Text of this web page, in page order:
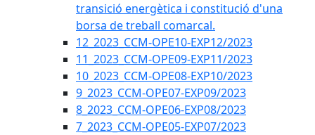
transició energètica i constitució d'una
borsa de treball comarcal.
12_2023_CCM-OPE10-EXP12/2023
11_2023_CCM-OPE09-EXP11/2023
10_2023_CCM-OPE08-EXP10/2023
9_2023_CCM-OPE07-EXP09/2023
8_2023_CCM-OPE06-EXP08/2023
7_2023_CCM-OPE05-EXP07/2023